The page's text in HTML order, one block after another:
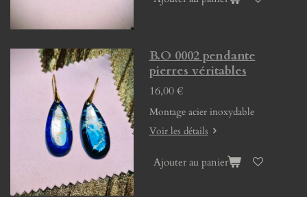
B.O 0002 pendante
pierres véritables
16,00 €
Montage acier inoxydable
Voir les détails
Ajouter au panier